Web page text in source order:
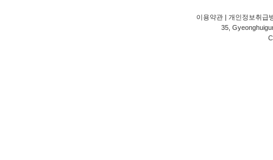
이용약관 | 개인정보취급
35,